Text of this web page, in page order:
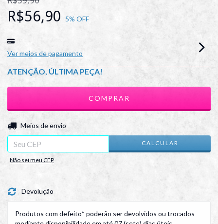
R$56,90 5% OFF
Ver meios de pagamento
ATENÇÃO, ÚLTIMA PEÇA!
Entregas para o CEP:
Meios de envio
CALCULAR
Não sei meu CEP
Devolução
Produtos com defeito* poderão ser devolvidos ou trocados